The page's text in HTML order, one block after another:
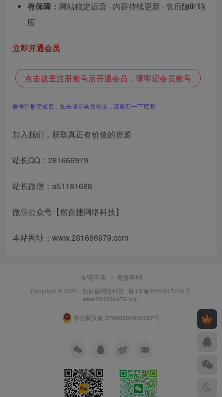
有保障： 网站稳定运营 · 内容持续更新 · 售后随时响
应
立即开通会员
点击这里注册账号后开通会员，请牢记会员账号
账号注册完成后，如未显示会员登录，请刷新一下页面
加入我们，获取真正有价值的资源
站长QQ：281666979
站长微信：a51181688
微信公众号【然百捷网络科技】
本站网址：www.281666979.com
友链申请 免责声明
Copyright © 2022 · 然百捷网络科技 · 鲁ICP备2022017426号
www.281666979.com
鲁公网安备 37098302000767号